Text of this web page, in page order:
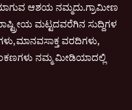
ಆಶಯ ನಮ್ಮದು.ಗ್ರಾಮೀಣ
ಮಟ್ಟದವರೆಗಿನ ಸುದ್ದಿಗಳ
ವರದಿಗಳು,
ನಮ್ಮ ಮೀಡಿಯಾದಲ್ಲಿ